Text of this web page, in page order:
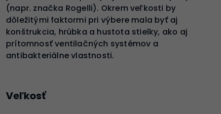
(napr. značka Rogelli). Okrem veľkosti by
dôležitými faktormi pri výbere mala byť aj
konštrukcia, hrúbka a hustota stielky, ako aj
prítomnosť ventilačných systémov a
antibakteriálne vlastnosti.
Veľkosť